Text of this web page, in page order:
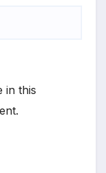
in this